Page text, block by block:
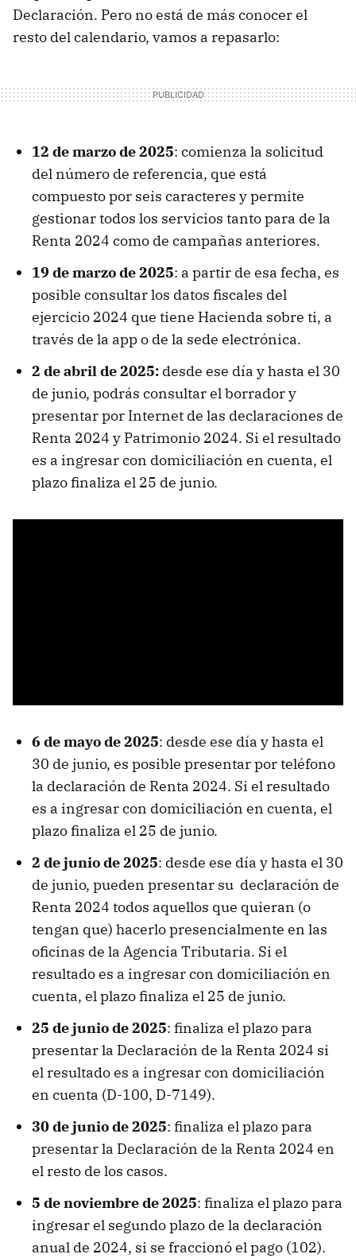
Declaración. Pero no está de más conocer el
resto del calendario, vamos a repasarlo:
12 de marzo de 2025: comienza la solicitud
del número de referencia, que está
compuesto por seis caracteres y permite
gestionar todos los servicios tanto para de la
Renta 2024 como de campañas anteriores.
19 de marzo de 2025: a partir de esa fecha, es
posible consultar los datos fiscales del
ejercicio 2024 que tiene Hacienda sobre ti, a
través de la app o de la sede electrónica.
2 de abril de 2025: desde ese día y hasta el 30
de junio, podrás consultar el borrador y
presentar por Internet de las declaraciones de
Renta 2024 y Patrimonio 2024. Si el resultado
es a ingresar con domiciliación en cuenta, el
plazo finaliza el 25 de junio.
6 de mayo de 2025: desde ese día y hasta el
30 de junio, es posible presentar por teléfono
la declaración de Renta 2024. Si el resultado
es a ingresar con domiciliación en cuenta, el
plazo finaliza el 25 de junio.
2 de junio de 2025: desde ese día y hasta el 30
de junio, pueden presentar su declaración de
Renta 2024 todos aquellos que quieran (o
tengan que) hacerlo presencialmente en las
oficinas de la Agencia Tributaria. Si el
resultado es a ingresar con domiciliación en
cuenta, el plazo finaliza el 25 de junio.
25 de junio de 2025: finaliza el plazo para
presentar la Declaración de la Renta 2024 si
el resultado es a ingresar con domiciliación
en cuenta (D-100, D-7149).
30 de junio de 2025: finaliza el plazo para
presentar la Declaración de la Renta 2024 en
el resto de los casos.
5 de noviembre de 2025: finaliza el plazo para
ingresar el segundo plazo de la declaración
anual de 2024, si se fraccionó el pago (102).